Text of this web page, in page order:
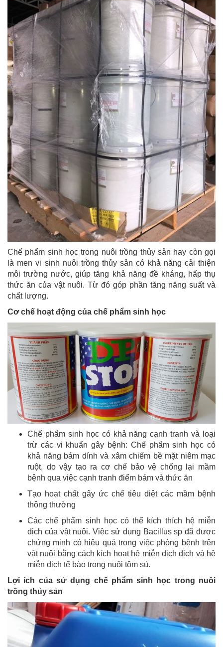
Chế phẩm sinh học trong nuôi trồng thủy sản hay còn gọi
là men vi sinh nuôi trồng thủy sản có khả năng cải thiện
môi trường nước, giúp tăng khả năng đề kháng, hấp thụ
thức ăn của vật nuôi. Từ đó góp phần tăng năng suất và
chất lượng.
Cơ chế hoạt động của chế phẩm sinh học
Chế phẩm sinh học có khả năng cạnh tranh và loại
trừ các vi khuẩn gây bệnh: Chế phẩm sinh học có
khả năng bám dính và xâm chiếm bề mặt niêm mạc
ruột, do vậy tạo ra cơ chế bảo vệ chống lại mầm
bệnh qua việc cạnh tranh điểm bám và thức ăn
Tạo hoạt chất gây ức chế tiêu diệt các mầm bệnh
thông thường
Các chế phẩm sinh học có thể kích thích hệ miễn
dịch của vật nuôi. Việc sử dụng Bacillus sp đã được
chứng minh có hiệu quả trong việc phòng bệnh trên
vật nuôi bằng cách kích hoạt hệ miễn dịch dịch và hệ
miễn dịch tế bào trong nuôi tôm sú.
Lợi ích của sử dụng chế phẩm sinh học trong nuôi
trồng thủy sản